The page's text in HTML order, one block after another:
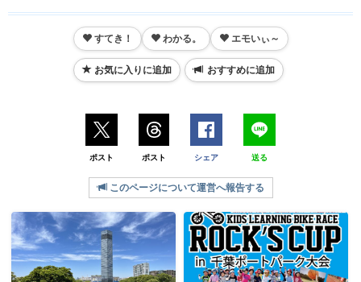
すてき！ わかる。 エモいぃ～
お気に入りに追加 おすすめに追加
ポスト ポスト シェア 送る
このページについて運営へ報告する